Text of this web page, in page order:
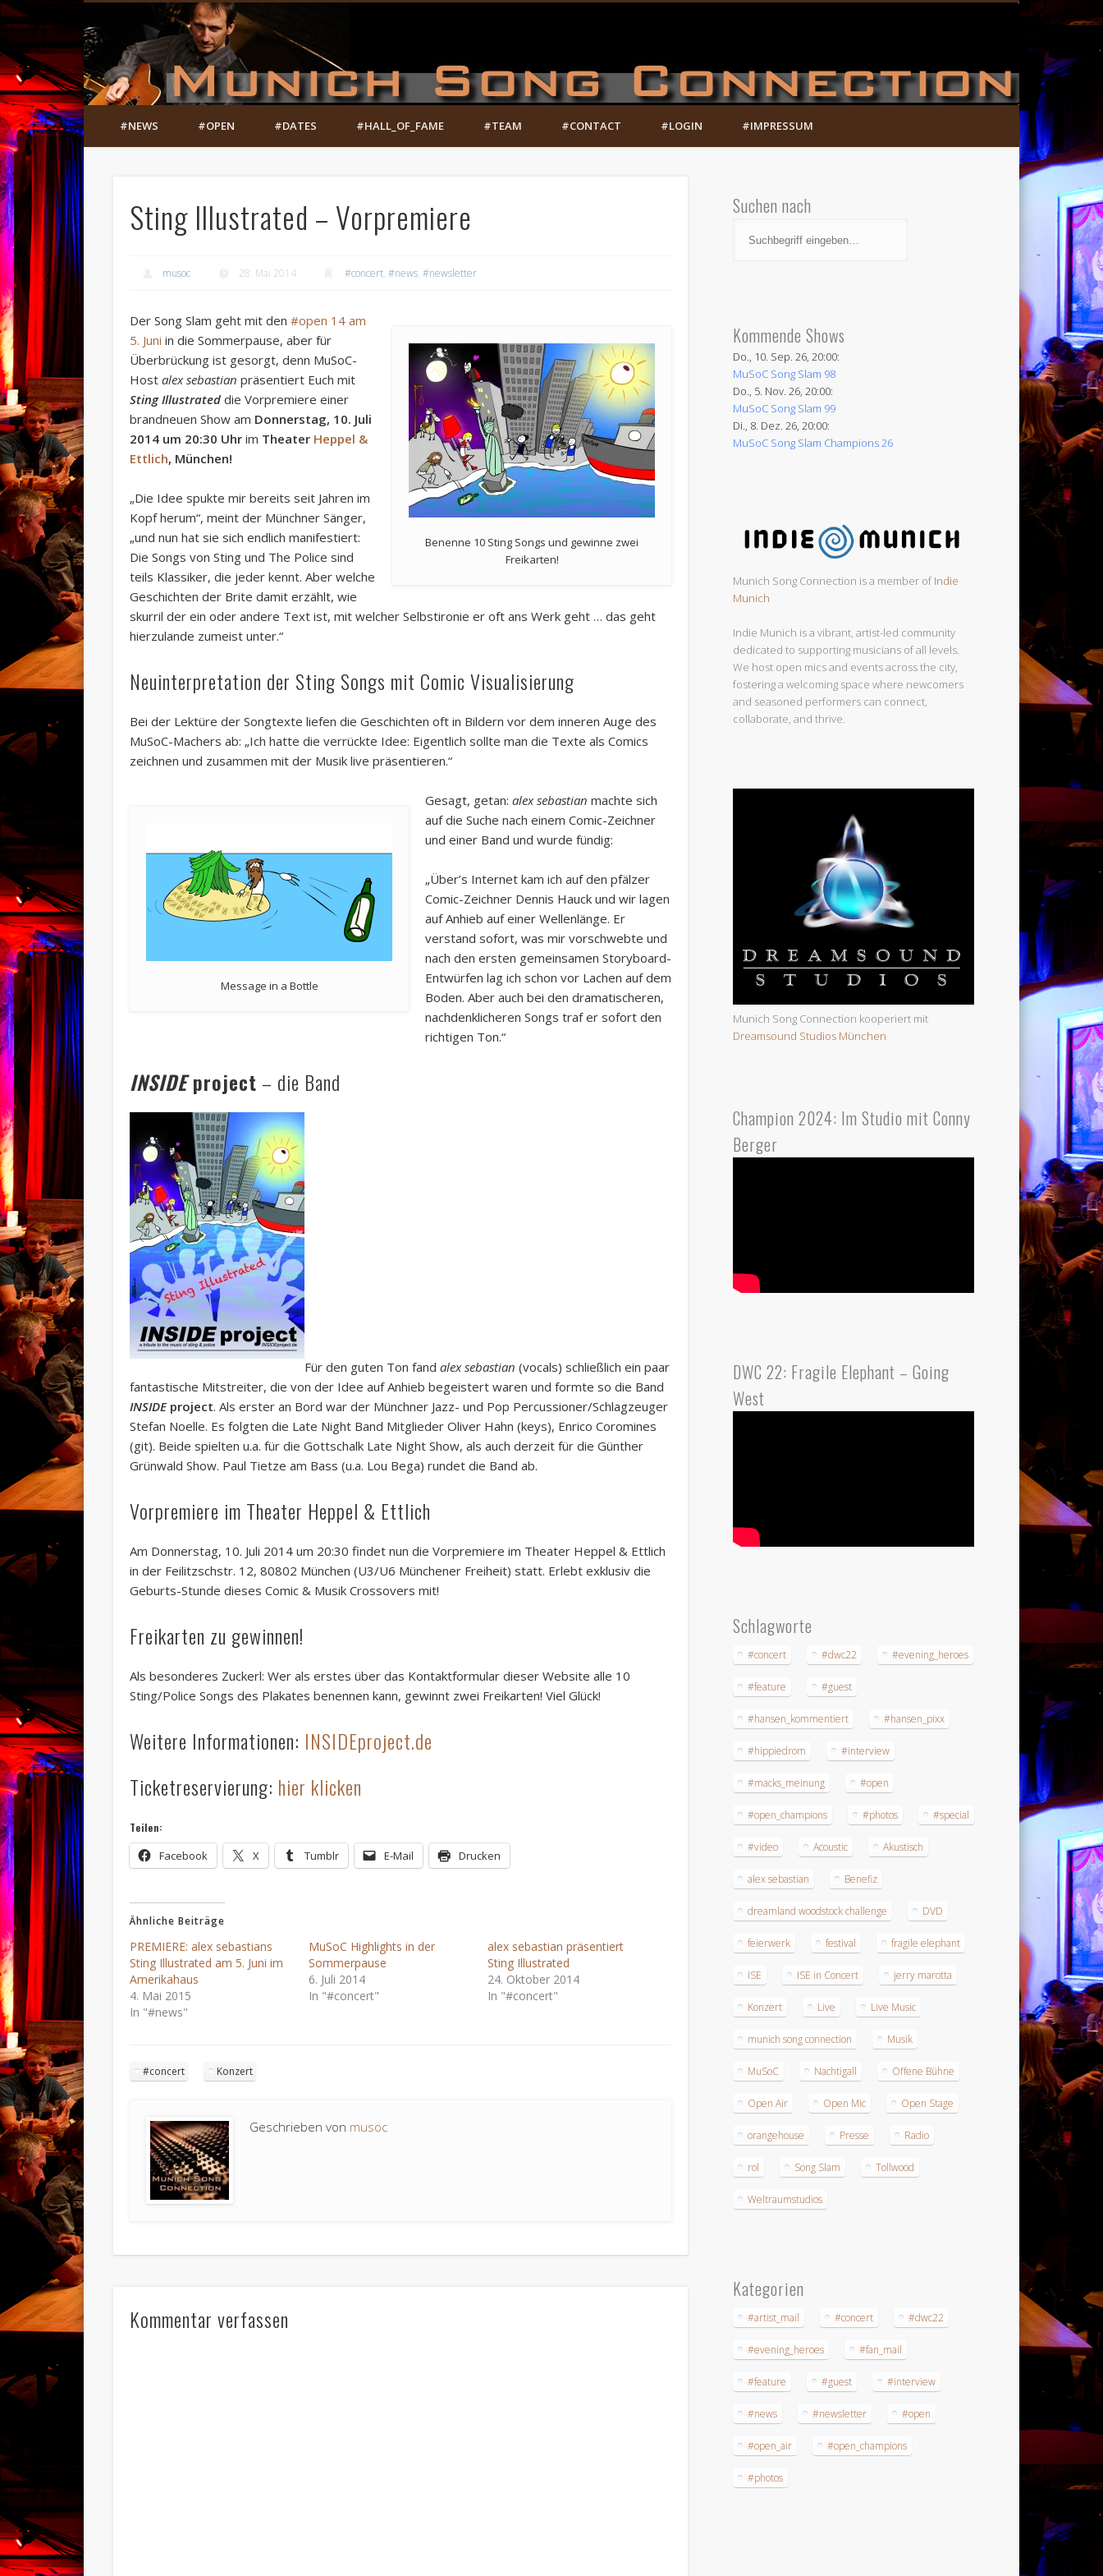
#NEWS #OPEN #DATES #HALL_OF_FAME #TEAM #CONTACT #LOGIN #IMPRESSUM
Sting Illustrated – Vorpremiere
musoc 28. Mai 2014 #concert,#news,#newsletter
Benenne 10 Sting Songs und gewinne zwei
Freikarten!
Der Song Slam geht mit den#open 14 am
5. Juni in die Sommerpause, aber für
Überbrückung ist gesorgt, denn MuSoC-
Hostalex sebastian präsentiert Euch mit
Sting Illustrated die Vorpremiere einer
brandneuen Show am Donnerstag, 10. Juli
2014 um 20:30 Uhr im Theater Heppel &
Ettlich, München!
„Die Idee spukte mir bereits seit Jahren im
Kopf herum“, meint der Münchner Sänger,
„und nun hat sie sich endlich manifestiert:
Die Songs von Sting und The Police sind
teils Klassiker, die jeder kennt. Aber welche
Geschichten der Brite damit erzählt, wie
skurril der ein oder andere Text ist, mit welcher Selbstironie er oft ans Werk geht … das geht
hierzulande zumeist unter.“
Neuinterpretation der Sting Songs mit Comic Visualisierung
Bei der Lektüre der Songtexte liefen die Geschichten oft in Bildern vor dem inneren Auge des
MuSoC-Machers ab: „Ich hatte die verrückte Idee: Eigentlich sollte man die Texte als Comics
zeichnen und zusammen mit der Musik live präsentieren.“
Message in a Bottle
Gesagt, getan:alex sebastian machte sich
auf die Suche nach einem Comic-Zeichner
und einer Band und wurde fündig:
„Über’s Internet kam ich auf den pfälzer
Comic-Zeichner Dennis Hauck und wir lagen
auf Anhieb auf einer Wellenlänge. Er
verstand sofort, was mir vorschwebte und
nach den ersten gemeinsamen Storyboard-
Entwürfen lag ich schon vor Lachen auf dem
Boden. Aber auch bei den dramatischeren,
nachdenklicheren Songs traf er sofort den
richtigen Ton.“
INSIDEproject – die Band
Für den guten Ton fandalex sebastian (vocals) schließlich ein paar
fantastische Mitstreiter, die von der Idee auf Anhieb begeistert waren und formte so die Band
INSIDE project. Als erster an Bord war der Münchner Jazz- und Pop Percussioner/Schlagzeuger
Stefan Noelle. Es folgten die Late Night Band Mitglieder Oliver Hahn (keys), Enrico Coromines
(git). Beide spielten u.a. für die Gottschalk Late Night Show, als auch derzeit für die Günther
Grünwald Show. Paul Tietze am Bass (u.a. Lou Bega) rundet die Band ab.
Vorpremiere im Theater Heppel & Ettlich
Am Donnerstag, 10. Juli 2014 um 20:30 findet nun die Vorpremiere im Theater Heppel & Ettlich
in der Feilitzschstr. 12, 80802 München (U3/U6 Münchener Freiheit) statt. Erlebt exklusiv die
Geburts-Stunde dieses Comic & Musik Crossovers mit!
Freikarten zu gewinnen!
Als besonderes Zuckerl: Wer als erstes über das Kontaktformular dieser Website alle 10
Sting/Police Songs des Plakates benennen kann, gewinnt zwei Freikarten! Viel Glück!
Weitere Informationen: INSIDEproject.de
Ticketreservierung: hier klicken
Teilen:
Facebook X Tumblr E-Mail Drucken
Ähnliche Beiträge
PREMIERE: alex sebastians
Sting Illustrated am 5. Juni im
Amerikahaus
4. Mai 2015
In "#news"
MuSoC Highlights in der
Sommerpause
6. Juli 2014
In "#concert"
alex sebastian präsentiert
Sting Illustrated
24. Oktober 2014
In "#concert"
#concert Konzert
Geschrieben von musoc
Kommentar verfassen
Suchen nach
Kommende Shows
Do., 10. Sep. 26, 20:00:
MuSoC Song Slam 98
Do., 5. Nov. 26, 20:00:
MuSoC Song Slam 99
Di., 8. Dez. 26, 20:00:
MuSoC Song Slam Champions 26
Munich Song Connection is a member ofIndie
Munich
Indie Munich is a vibrant, artist-led community
dedicated to supporting musicians of all levels.
We host open mics and events across the city,
fostering a welcoming space where newcomers
and seasoned performers can connect,
collaborate, and thrive.
Munich Song Connection kooperiert mit
Dreamsound Studios München
Champion 2024: Im Studio mit Conny
Berger
DWC 22: Fragile Elephant – Going
West
Schlagworte
#concert #dwc22 #evening_heroes
#feature #guest
#hansen_kommentiert #hansen_pixx
#hippiedrom #interview
#macks_meinung #open
#open_champions #photos #special
#video Acoustic Akustisch
alex sebastian Benefiz
dreamland woodstock challenge DVD
feierwerk festival fragile elephant
ISE ISE in Concert jerry marotta
Konzert Live Live Music
munich song connection Musik
MuSoC Nachtigall Offene Bühne
Open Air Open Mic Open Stage
orangehouse Presse Radio
rol Song Slam Tollwood
Weltraumstudios
Kategorien
#artist_mail #concert #dwc22
#evening_heroes #fan_mail
#feature #guest #interview
#news #newsletter #open
#open_air #open_champions
#photos